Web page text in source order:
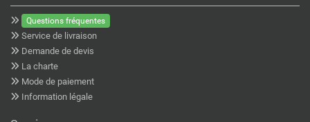
Questions fréquentes
Service de livraison
Demande de devis
La charte
Mode de paiement
Information légale